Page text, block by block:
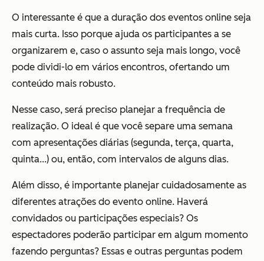
O interessante é que a duração dos eventos online seja
mais curta. Isso porque ajuda os participantes a se
organizarem e, caso o assunto seja mais longo, você
pode dividi-lo em vários encontros, ofertando um
conteúdo mais robusto.
Nesse caso, será preciso planejar a frequência de
realização. O ideal é que você separe uma semana
com apresentações diárias (segunda, terça, quarta,
quinta...) ou, então, com intervalos de alguns dias.
Além disso, é importante planejar cuidadosamente as
diferentes atrações do evento online. Haverá
convidados ou participações especiais? Os
espectadores poderão participar em algum momento
fazendo perguntas? Essas e outras perguntas podem